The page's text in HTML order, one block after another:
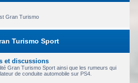
Gran Turismo
Turismo Sport
et discussions
Gran Turismo Sport ainsi que les rumeurs qui
de conduite automobile sur PS4.